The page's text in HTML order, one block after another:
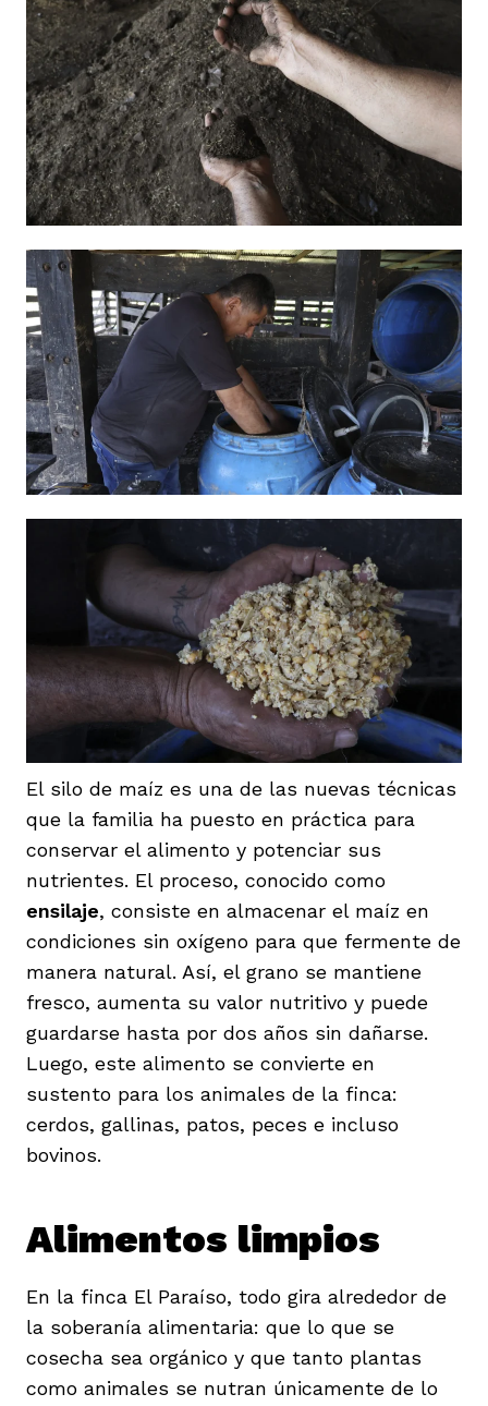
El silo de maíz es una de las nuevas técnicas
que la familia ha puesto en práctica para
conservar el alimento y potenciar sus
nutrientes. El proceso, conocido como
ensilaje, consiste en almacenar el maíz en
condiciones sin oxígeno para que fermente de
manera natural. Así, el grano se mantiene
fresco, aumenta su valor nutritivo y puede
guardarse hasta por dos años sin dañarse.
Luego, este alimento se convierte en
sustento para los animales de la finca:
cerdos, gallinas, patos, peces e incluso
bovinos.
Alimentos limpios
En la finca El Paraíso, todo gira alrededor de
la soberanía alimentaria: que lo que se
cosecha sea orgánico y que tanto plantas
como animales se nutran únicamente de lo